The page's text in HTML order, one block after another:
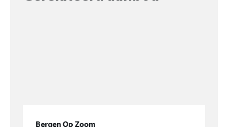
Bergen Op Zoom